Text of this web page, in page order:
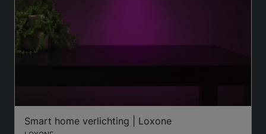
Smart home verlichting | Loxone